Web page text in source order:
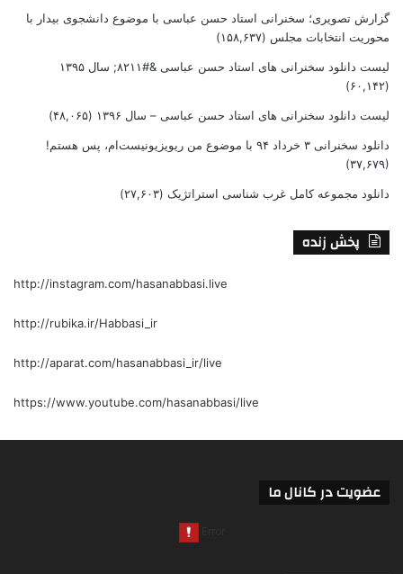
گزارش تصویری؛ سخنرانی استاد حسن عباسی با موضوع دانشجوی بیدار با
محوریت انتخابات مجلس (۱۵۸,۶۳۷)
لیست دانلود سخنرانی های استاد حسن عباسی &#۸۲۱۱; سال ۱۳۹۵
(۶۰,۱۴۲)
لیست دانلود سخنرانی های استاد حسن عباسی – سال ۱۳۹۶ (۴۸,۰۶۵)
دانلود سخنرانی ۳ خرداد ۹۴ با موضوع من ریویزیونیست‌ام، پس هستم!
(۳۷,۶۷۹)
دانلود مجموعه کامل غرب شناسی استراتژیک (۲۷,۶۰۳)
پخش زنده
http://instagram.com/hasanabbasi.live
http://rubika.ir/Habbasi_ir
http://aparat.com/hasanabbasi_ir/live
https://www.youtube.com/hasanabbasi/live
عضویت در کانال ما